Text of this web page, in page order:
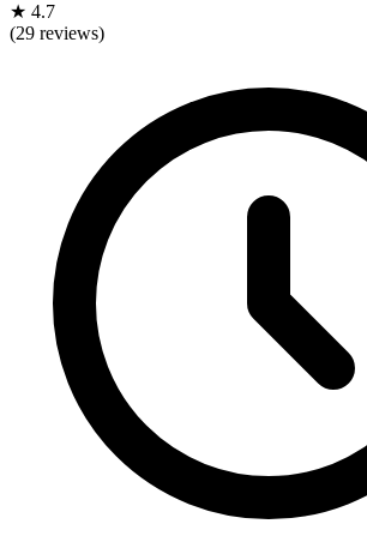
★ 4.7
(29 reviews)